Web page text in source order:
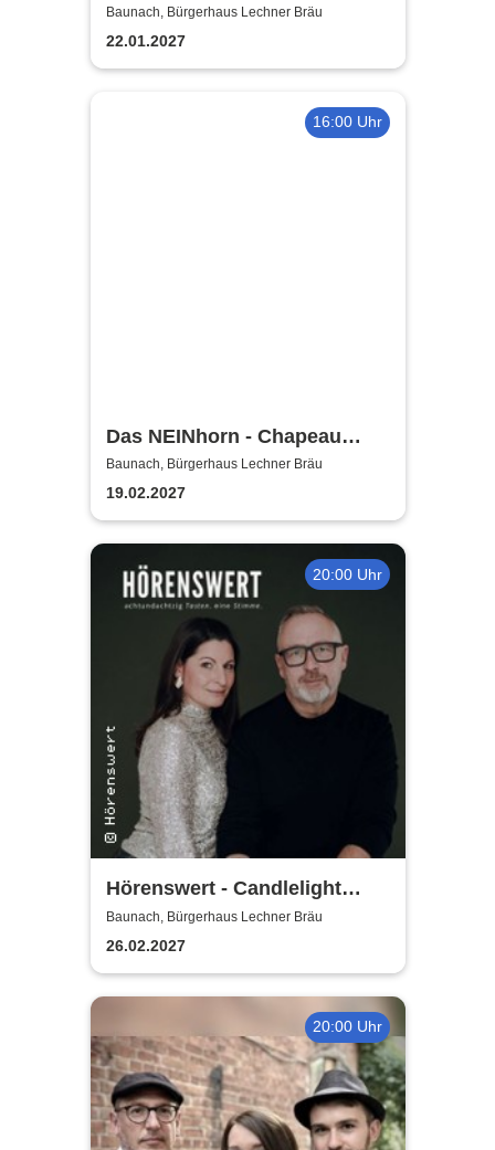
Pumuckl
Baunach, Bürgerhaus Lechner Bräu
22.01.2027
16:00 Uhr
Das NEINhorn - Chapeau
Claque
Baunach, Bürgerhaus Lechner Bräu
19.02.2027
20:00 Uhr
Hörenswert - Candlelight
Konzert
Baunach, Bürgerhaus Lechner Bräu
26.02.2027
20:00 Uhr